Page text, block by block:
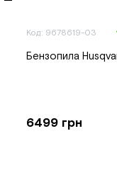
Код: 9678619-03
Бензопила
6499 грн